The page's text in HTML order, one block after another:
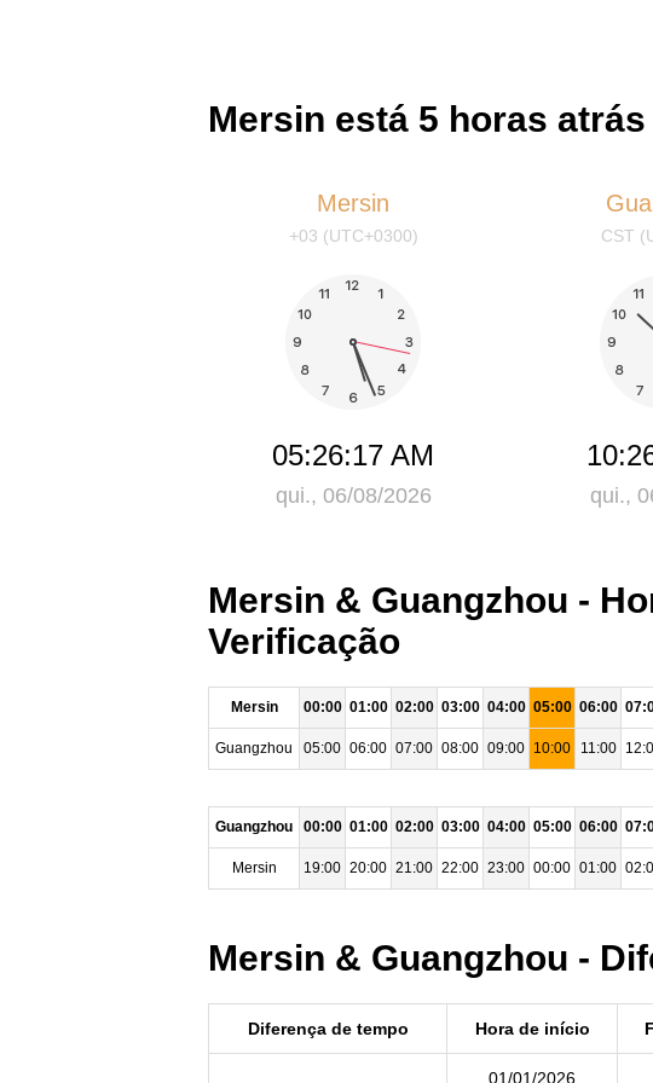
Mersin está 5 horas
Mersin
+03 (UTC+0300)
05:26:17 AM
qui., 06/08/2026
CST
qui.,
Mersin & Guangzhou -
Verificação
Mersin 00:00 01:00 02:00 03:00 04:00 05:00 06:00
Guangzhou 05:00 06:00 07:00 08:00 09:00 10:00 11:00
Guangzhou 00:00 01:00 02:00 03:00 04:00 05:00 06:00
Mersin 19:00 20:00 21:00 22:00 23:00 00:00 01:00
Mersin & Guangzhou -
Diferença de tempo Hora de início
01/01/2026